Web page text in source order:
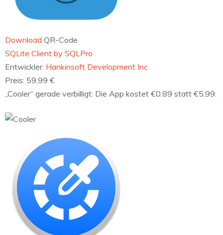
Download QR-Code
‎SQLite Client by SQLPro
Entwickler: Hankinsoft Development Inc
Preis: 59,99 €
„Cooler“ gerade verbilligt: Die App kostet €0.89 statt €5.99.